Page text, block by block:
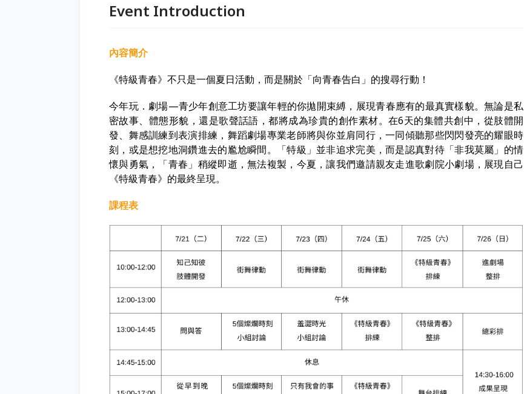
Event Introduction
內容簡介
《特級青春》不只是一個夏日活動，而是關於「向青春告白」的搜尋行動！
今年玩．劇場—青少年創意工坊要讓年輕的你拋開束縛，展現青春應有的最真實樣貌。無論是私
密故事、體態形貌，還是歌聲話語，都將成為珍貴的創作素材。在6天的集體共創中，從肢體開
發、舞感訓練到表演排練，舞蹈劇場專業老師將與你並肩同行，一同傾聽那些閃閃發亮的耀眼時
刻，或是想挖地洞鑽進去的尷尬瞬間。「特級」並非追求完美，而是認真對待「非我莫屬」的情
懷與勇氣，「青春」稍縱即逝，無法複製，今夏，讓我們邀請親友走進歌劇院小劇場，展現自己
《特級青春》的最終呈現。
課程表